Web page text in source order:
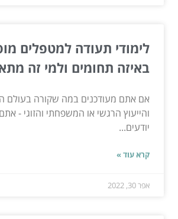
לימודי תעודה למטפלים
באיזה תחומים ולמי זה
אם אתם מעודכנים במה שקורה בעולם
והייעוץ הרגשי או המשפחתי והזוגי - אתם
יודעים...
קרא עוד »
אפר 30, 2022